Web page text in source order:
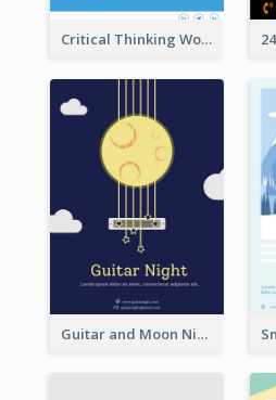
Critical Thinking Workshop Flyer
Guitar and Moon Night Flyer